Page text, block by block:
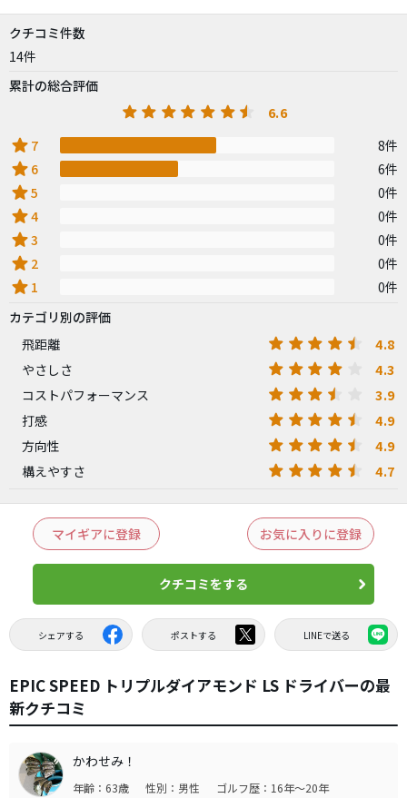
クチコミ件数
14件
累計の総合評価
6.6
star 7 8件
star 6 6件
star5 0件
star4 0件
star3 0件
star 2 0件
star 1
0件
カテゴリ別の評価
飛距離
4.8
やさしさ 4.3
コストパフォーマンス 3.9
打感 4.9
方向性 4.9
構えやすさ 4.7
マイギアに登録 お気に入りに登録
クチコミをする
シェアする ポストする LINEで送る
EPIC SPEED トリプルダイアモンド LS ドライバーの最
新クチコミ
かわせみ！
年齢：63歳 性別：男性
ゴルフ歴：16年～20年